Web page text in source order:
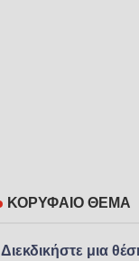
ΚΟΡΥΦΑΙΟ ΘΕΜΑ
Διεκδικήστε μια